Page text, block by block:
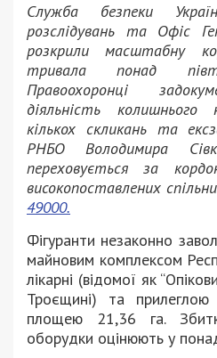
Служба безпеки
розслідувань та Офіс
розкрили масштабну
тривала понад
Правоохоронці
діяльність
кількох скликань та
РНБО Володимира
переховується за
високопоставлених
49000.
Фігуранти незаконно
майновим комплексом
лікарні (відомої як
Троєщині) та
площею 21,36 га.
оборудки оцінюють у